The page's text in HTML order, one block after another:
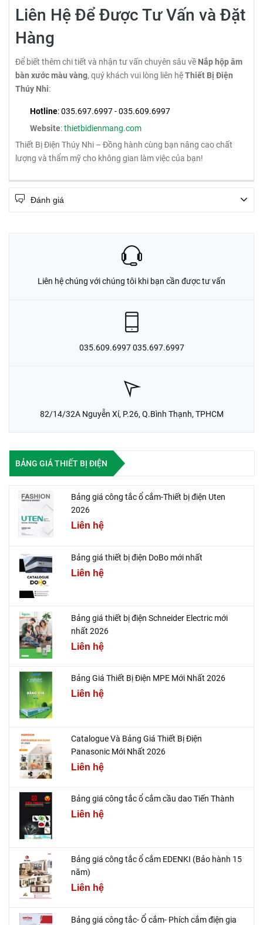
Liên Hệ Để Được Tư Vấn và Đặt
Hàng
Để biết thêm chi tiết và nhận tư vấn chuyên sâu về Nắp hộp âm
bàn xước màu vàng, quý khách vui lòng liên hệThiết Bị Điện
Thúy Nhi:
Hotline: 035.697.6997 - 035.609.6997
Website:thietbidienmang.com
Thiết Bị Điện Thúy Nhi – Đồng hành cùng bạn nâng cao chất
lượng và thẩm mỹ cho không gian làm việc của bạn!
Đánh giá
Liên hệ chúng với chúng tôi khi bạn cần được tư vấn
035.609.6997 035.697.6997
82/14/32A Nguyễn Xí, P.26, Q.Bình Thạnh, TPHCM
BẢNG GIÁ THIẾT BỊ ĐIỆN
Bảng giá công tắc ổ cắm-Thiết bị điện Uten
2026
Liên hệ
Bảng giá thiết bị điện DoBo mới nhất
Liên hệ
Bảng giá thiết bị điện Schneider Electric mới
nhất 2026
Liên hệ
Bảng Giá Thiết Bị Điện MPE Mới Nhất 2026
Liên hệ
Catalogue Và Bảng Giá Thiết Bị Điện
Panasonic Mới Nhất 2026
Liên hệ
Bảng giá công tắc ổ cắm cầu dao Tiến Thành
Liên hệ
Bảng giá công tắc ổ cắm EDENKI (Bảo hành 15
năm)
Liên hệ
Bảng giá công tắc- Ổ cắm- Phích cắm điện gia